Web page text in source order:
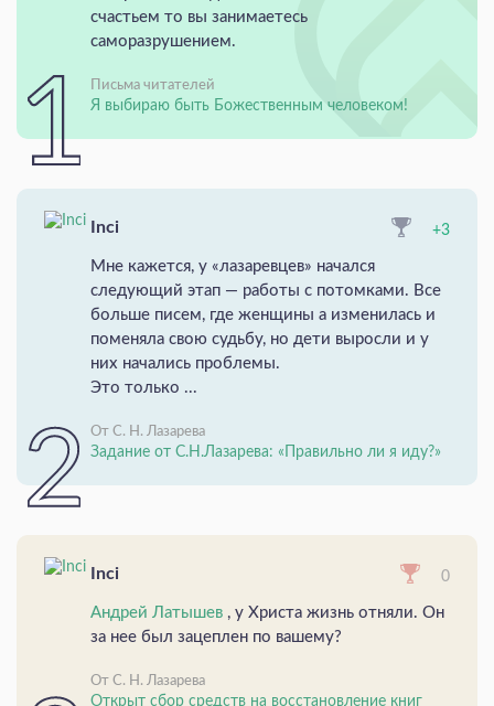
счастьем то вы занимаетесь
саморазрушением.
Письма читателей
Я выбираю быть Божественным человеком!
Inci +3
Мне кажется, у «лазаревцев» начался
следующий этап — работы с потомками. Все
больше писем, где женщины а изменилась и
поменяла свою судьбу, но дети выросли и у
них начались проблемы.
Это только ...
От С. Н. Лазарева
Задание от С.Н.Лазарева: «Правильно ли я иду?»
Inci 0
Андрей Латышев , у Христа жизнь отняли. Он
за нее был зацеплен по вашему?
От С. Н. Лазарева
Открыт сбор средств на восстановление книг